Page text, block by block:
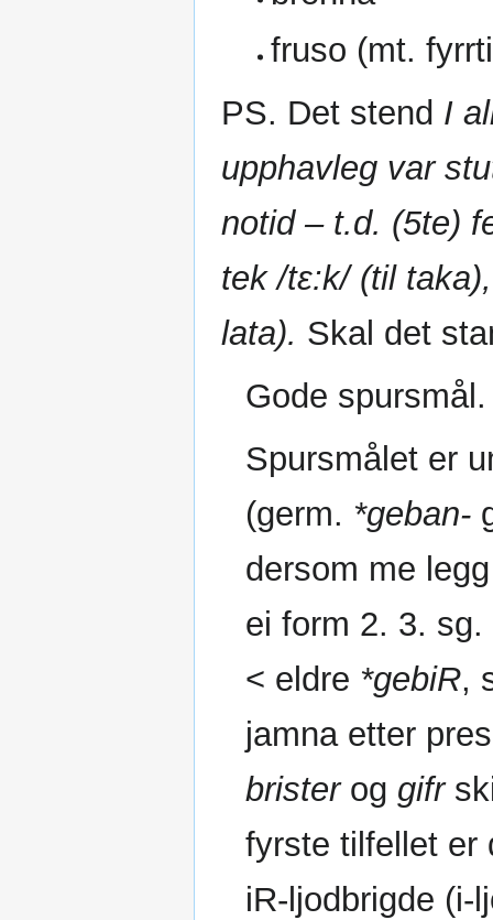
fruso (mt.
PS. Det stend I
upphavleg var
notid – t.d. (5te)
tek /tɛ:k/ (til
lata). Skal det
Gode spursmål.
Spursmålet er
(germ. *geban-
dersom me
ei form 2. 3.
< eldre *gebiR,
jamna etter
bristerog gifr
fyrste tilfellet er
iR-ljodbrigde (i-